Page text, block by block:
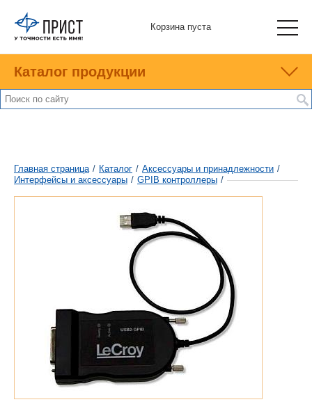
Корзина пуста
Каталог продукции
Главная страница / Каталог / Аксессуары и принадлежности /
Интерфейсы и аксессуары / GPIB контроллеры /